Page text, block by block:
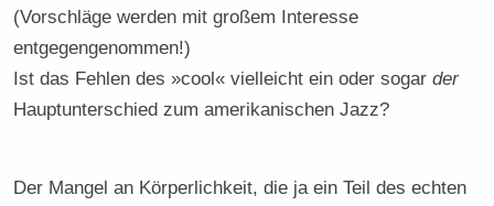
(Vorschläge werden mit großem Interesse
entgegengenommen!)
Ist das Fehlen des »cool« vielleicht ein oder sogarder
Hauptunterschied zum amerikanischen Jazz?
Der Mangel an Körperlichkeit, die ja ein Teil des echten